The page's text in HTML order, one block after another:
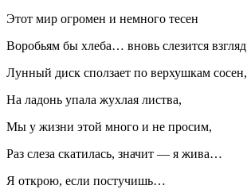
Этот мир огромен и немного тесен
Воробьям бы хлеба… вновь слезится взгляд
Лунный диск сползает по верхушкам сосен,
На ладонь упала жухлая листва,
Мы у жизни этой много и не просим,
Раз слеза скатилась, значит — я жива…
Я открою, если постучишь…